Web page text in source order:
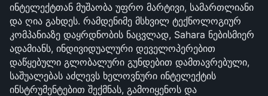
ინტელექტთან მუშაობა უფრო მარტივი, სამართლიანი
და ღია გახდეს. რამდენიმე მსხვილ ტექნოლოგიურ
კომპანიაზე დაყრდნობის ნაცვლად, Sahara ნებისმიერ
ადამიანს, ინდივიდუალური დეველოპერებით
დაწყებული გლობალური გუნდებით დამთავრებული,
საშუალებას აძლევს ხელოვნური ინტელექტის
ინსტრუმენტებით შექმნას, გამოიყენოს და